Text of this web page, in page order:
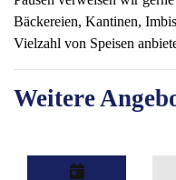
Bäckereien, Kantinen,
Vielzahl von Speisen
Weitere